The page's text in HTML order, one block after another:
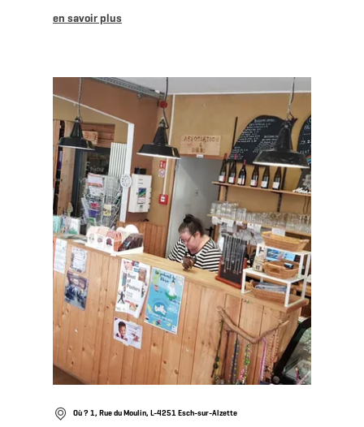
en savoir plus
Où ? 1, Rue du Moulin, L-4251 Esch-sur-Alzette